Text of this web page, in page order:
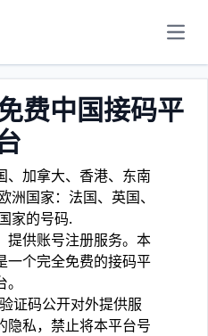
费中国接码平
、加拿大、香港、东南
洲国家：法国、英国、
家的号码.
提供账号注册服务。本
一个完全免费的接码平
。
证码公开对外提供服
隐私，禁止将本平台号